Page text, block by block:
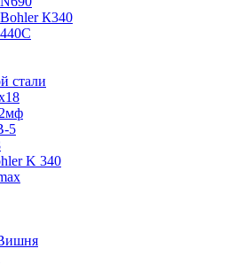
К340
стали
5
K 340